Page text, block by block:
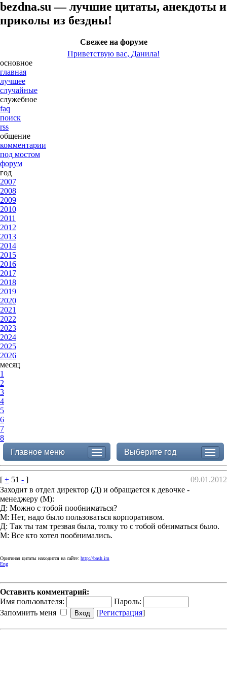
bezdna.su — лучшие цитаты, анекдоты и
приколы из бездны!
Свежее на форуме
Приветствую вас, Данила!
основное
главная
лучшее
случайные
служебное
faq
поиск
rss
общение
комментарии
под мостом
форум
год
2007
2008
2009
2010
2011
2012
2013
2014
2015
2016
2017
2018
2019
2020
2021
2022
2023
2024
2025
2026
месяц
1
2
3
4
5
6
7
8
Главное меню
Выберите год
[ + 51 - ]
09.01.2012
Заходит в отдел директор (Д) и обращается к девочке -
менеджеру (М):
Д: Можно с тобой пообниматься?
М: Нет, надо было пользоваться корпоративом.
Д: Так ты там трезвая была, толку то с тобой обниматься было.
М: Все кто хотел пообнимались.
Оригинал цитаты находится на сайте: http://bash.im
Eng
Оставить комментарий:
Имя пользователя:
Пароль:
Запомнить меня
[Регистрация]